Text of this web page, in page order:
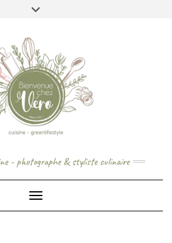
- photographe & styliste culinaire
Toggle Navigation